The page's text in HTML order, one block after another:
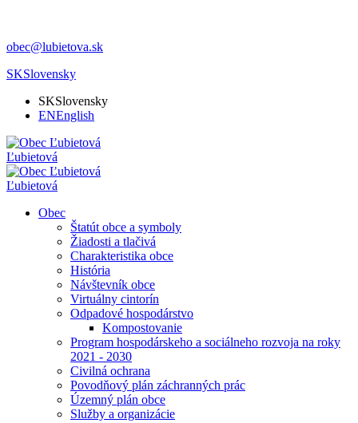
obec@lubietova.sk
SKSlovensky
SKSlovensky
ENEnglish
Ľubietová
Ľubietová
Obec
Štatút obce a symboly
Žiadosti a tlačivá
Charakteristika obce
História
Návštevník obce
Virtuálny cintorín
Odpadové hospodárstvo
Kompostovanie
Program hospodárskeho a sociálneho rozvoja na roky
2021 - 2030
Civilná ochrana
Povodňový plán záchranných prác
Územný plán obce
Služby a organizácie